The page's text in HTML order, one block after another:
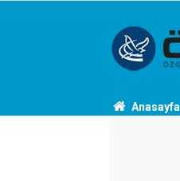
Anasayfa